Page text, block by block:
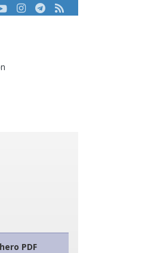
YoutubeInstagram
Telegram
RSS
PDF